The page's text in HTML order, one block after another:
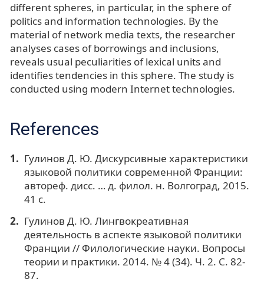
different spheres, in particular, in the sphere of
politics and information technologies. By the
material of network media texts, the researcher
analyses cases of borrowings and inclusions,
reveals usual peculiarities of lexical units and
identifies tendencies in this sphere. The study is
conducted using modern Internet technologies.
References
Гулинов Д. Ю. Дискурсивные характеристики
языковой политики современной Франции:
автореф. дисс. … д. филол. н. Волгоград, 2015.
41 с.
Гулинов Д. Ю. Лингвокреативная
деятельность в аспекте языковой политики
Франции // Филологические науки. Вопросы
теории и практики. 2014. № 4 (34). Ч. 2. С. 82-
87.